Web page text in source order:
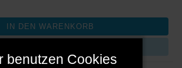
benutzen Cookies